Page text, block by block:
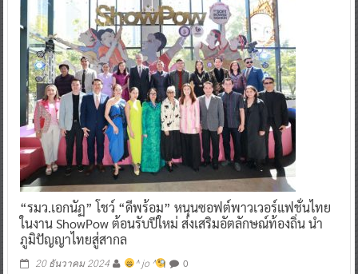
“รมว.เอกนัฏ” โชว์ “ดีพร้อม” หนุนซอฟต์พาวเวอร์แฟชั่นไทย
ในงาน ShowPow ต้อนรับปีใหม่ ส่งเสริมอัตลักษณ์ท้องถิ่น นำ
ภูมิปัญญาไทยสู่สากล
20 ธันวาคม 2024 ^ jo ^ 0